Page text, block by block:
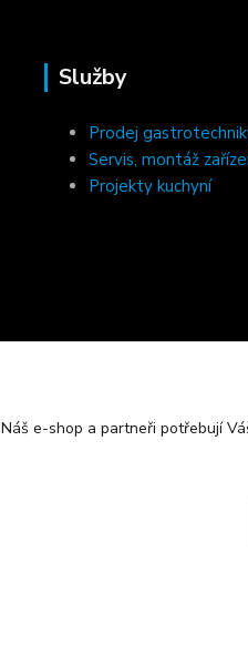
Služby
Prodej
Servis, montáž
Projekty kuchyní
Náš e-shop a partneři potřebují